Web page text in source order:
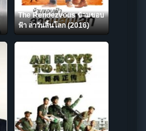
The Rendezvous ข้ามขอบ
ฟ้า ล่าวันสิ้นโลก (2016)